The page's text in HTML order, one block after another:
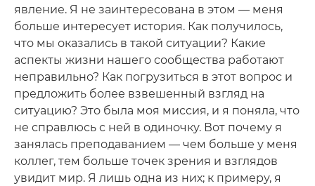
явление. Я не заинтересована в этом — меня
больше интересует история. Как получилось,
что мы оказались в такой ситуации? Какие
аспекты жизни нашего сообщества работают
неправильно? Как погрузиться в этот вопрос и
предложить более взвешенный взгляд на
ситуацию? Это была моя миссия, и я поняла, что
не справлюсь с ней в одиночку. Вот почему я
занялась преподаванием — чем больше у меня
коллег, тем больше точек зрения и взглядов
увидит мир. Я лишь одна из них; к примеру, я